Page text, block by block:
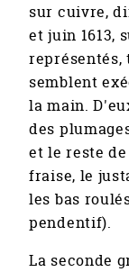
sur cuivre,
et juin 1613,
représentés,
semblent
la main.
des
et le reste
fraise, le
les bas
pendentif).
La seconde